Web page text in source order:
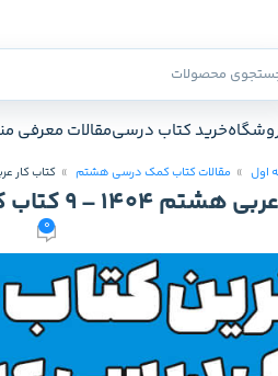
خرید کتاب درسیمقالات معرفی
اول مقالات کتاب کمک درسی هشتم کتاب کار عربی هشتم 1404 – 9
کتاب کمک درسی عربی هشتم برتر
0